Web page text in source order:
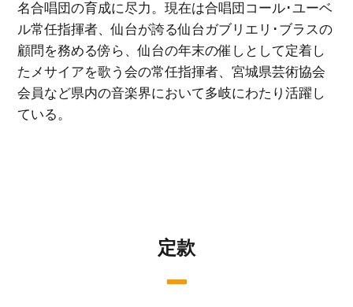
名合唱団の育成に尽力。現在は合唱団コール･ユーベ
ル常任指揮者、仙台が誇る仙台ガブリエリ･ブラスの
顧問を務める傍ら、仙台の年末の催しとして定着し
たメサイアを歌う会の常任指揮者、宮城県芸術協会
会員など県内の音楽界において多岐にわたり活躍し
ている。
定款